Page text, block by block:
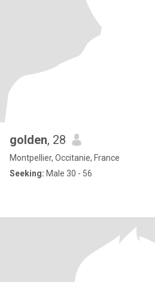
golden, 28
Montpellier, Occitanie, France
Seeking: Male 30 - 56